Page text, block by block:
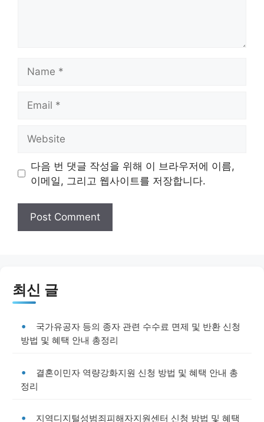
다음 번 댓글 작성을 위해 이 브라우저에 이름,
이메일, 그리고 웹사이트를 저장합니다.
최신 글
국가유공자 등의 종자 관련 수수료 면제 및 반환 신청
방법 및 혜택 안내 총정리
결혼이민자 역량강화지원 신청 방법 및 혜택 안내 총
정리
지역디지털성범죄피해자지원센터 신청 방법 및 혜택